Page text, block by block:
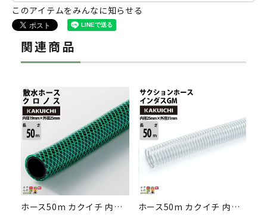
このアイテムをみんなに知らせる
関連商品
ホース50m カクイチ 内径19mm クロノス 散水ホース 気体 水 油 粉体 糸入り 耐圧ホース 薬品 農業 防藻
ホース50m カクイチ 内径25mm インダスGM サクションホース 保形性 内面平滑 土木 水 泥水 砂 耐久性 農業